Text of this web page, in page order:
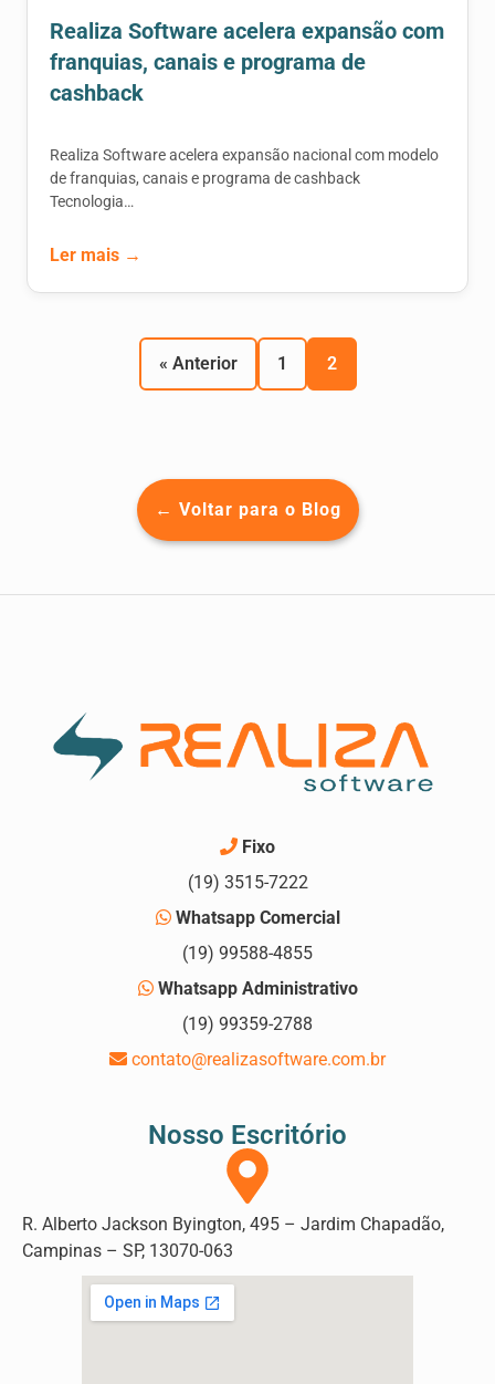
Realiza Software acelera expansão com
franquias, canais e programa de
cashback
Realiza Software acelera expansão nacional com modelo
de franquias, canais e programa de cashback
Tecnologia…
Ler mais →
« Anterior 1 2
← Voltar para o Blog
Fixo
(19) 3515-7222
Whatsapp Comercial
(19) 99588-4855
Whatsapp Administrativo
(19) 99359-2788
contato@realizasoftware.com.br
Nosso Escritório
R. Alberto Jackson Byington, 495 – Jardim Chapadão,
Campinas – SP, 13070-063